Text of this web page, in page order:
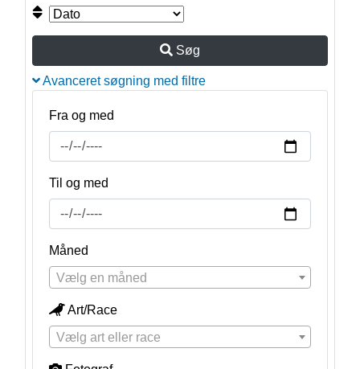
Søg
Avanceret søgning med filtre
Fra og med
Til og med
Måned
Vælg en måned
Art/Race
Vælg art eller race